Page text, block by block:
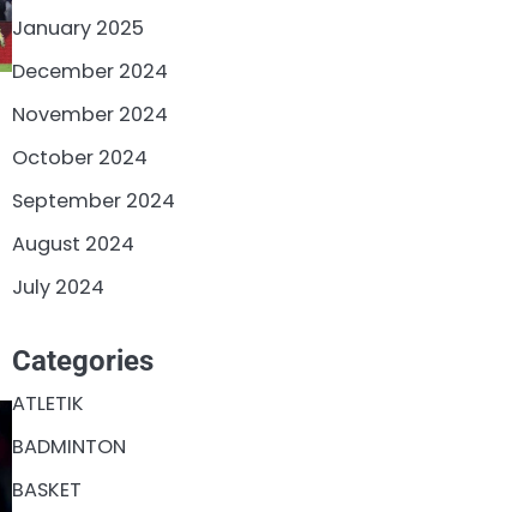
January 2025
December 2024
November 2024
October 2024
September 2024
August 2024
July 2024
Categories
ATLETIK
BADMINTON
BASKET